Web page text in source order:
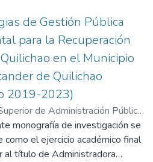
de Gestión Pública
para la Recuperación
en el Municipio
de Quilichao
2019-2023)
de Administración Pública
)Balanta Balanta, Yadira;
Martha Lucia
monografía de investigación se
como el ejercicio académico final
al título de Administradora